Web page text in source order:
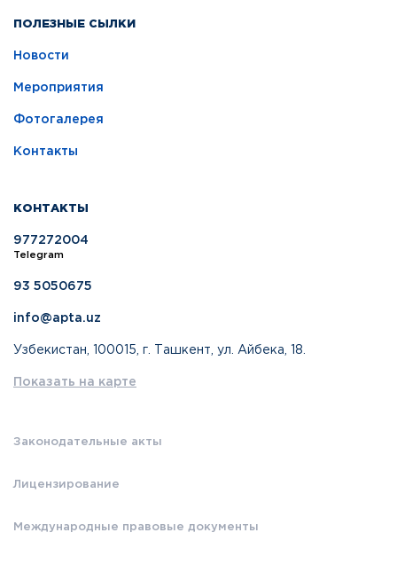
ПОЛЕЗНЫЕ СЫЛКИ
Новости
Мероприятия
Фотогалерея
Контакты
КОНТАКТЫ
977272004
Telegram
93 5050675
info@apta.uz
Узбекистан, 100015, г. Ташкент, ул. Айбека, 18.
Показать на карте
Законодательные акты
Лицензирование
Международные правовые документы